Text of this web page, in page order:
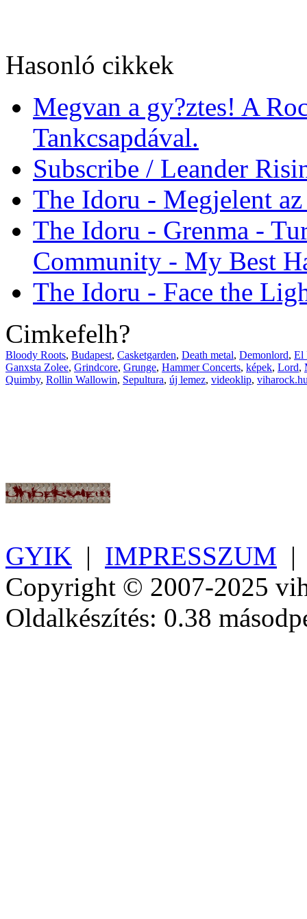
Hasonló cikkek
Megvan a gy?ztes! A
Tankcsapdával.
Subscribe / Leander
The Idoru - Megjelent
The Idoru - Grenma -
Community - My Best
The Idoru - Face the
Cimkefelh?
Bloody Roots, Budapest, Casketgarden, Death metal, Demonlord, El
Ganxsta Zolee, Grindcore, Grunge, Hammer Concerts, képek, Lord,
Quimby, Rollin Wallowin, Sepultura, új lemez, videoklip,
GYIK | IMPRESSZUM
Copyright © 2007-2025
Oldalkészítés: 0.38